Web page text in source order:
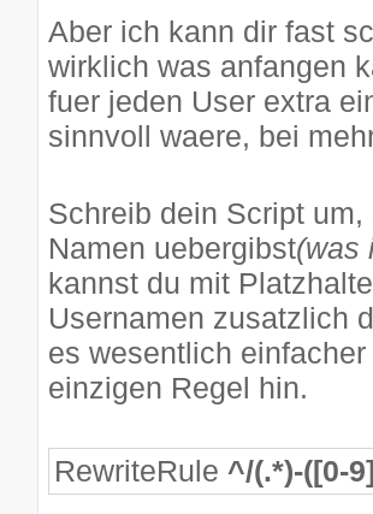
Aber ich kann dir fast
wirklich was anfangen
fuer jeden User extra
sinnvoll waere, bei
Schreib dein Script
Namen uebergibst(was
kannst du mit
Usernamen zusatzlich
es wesentlich
einzigen Regel hin.
RewriteRule ^/(.*)-([0-